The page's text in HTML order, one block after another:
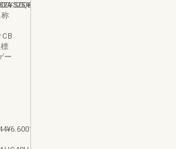
称
CB
ー